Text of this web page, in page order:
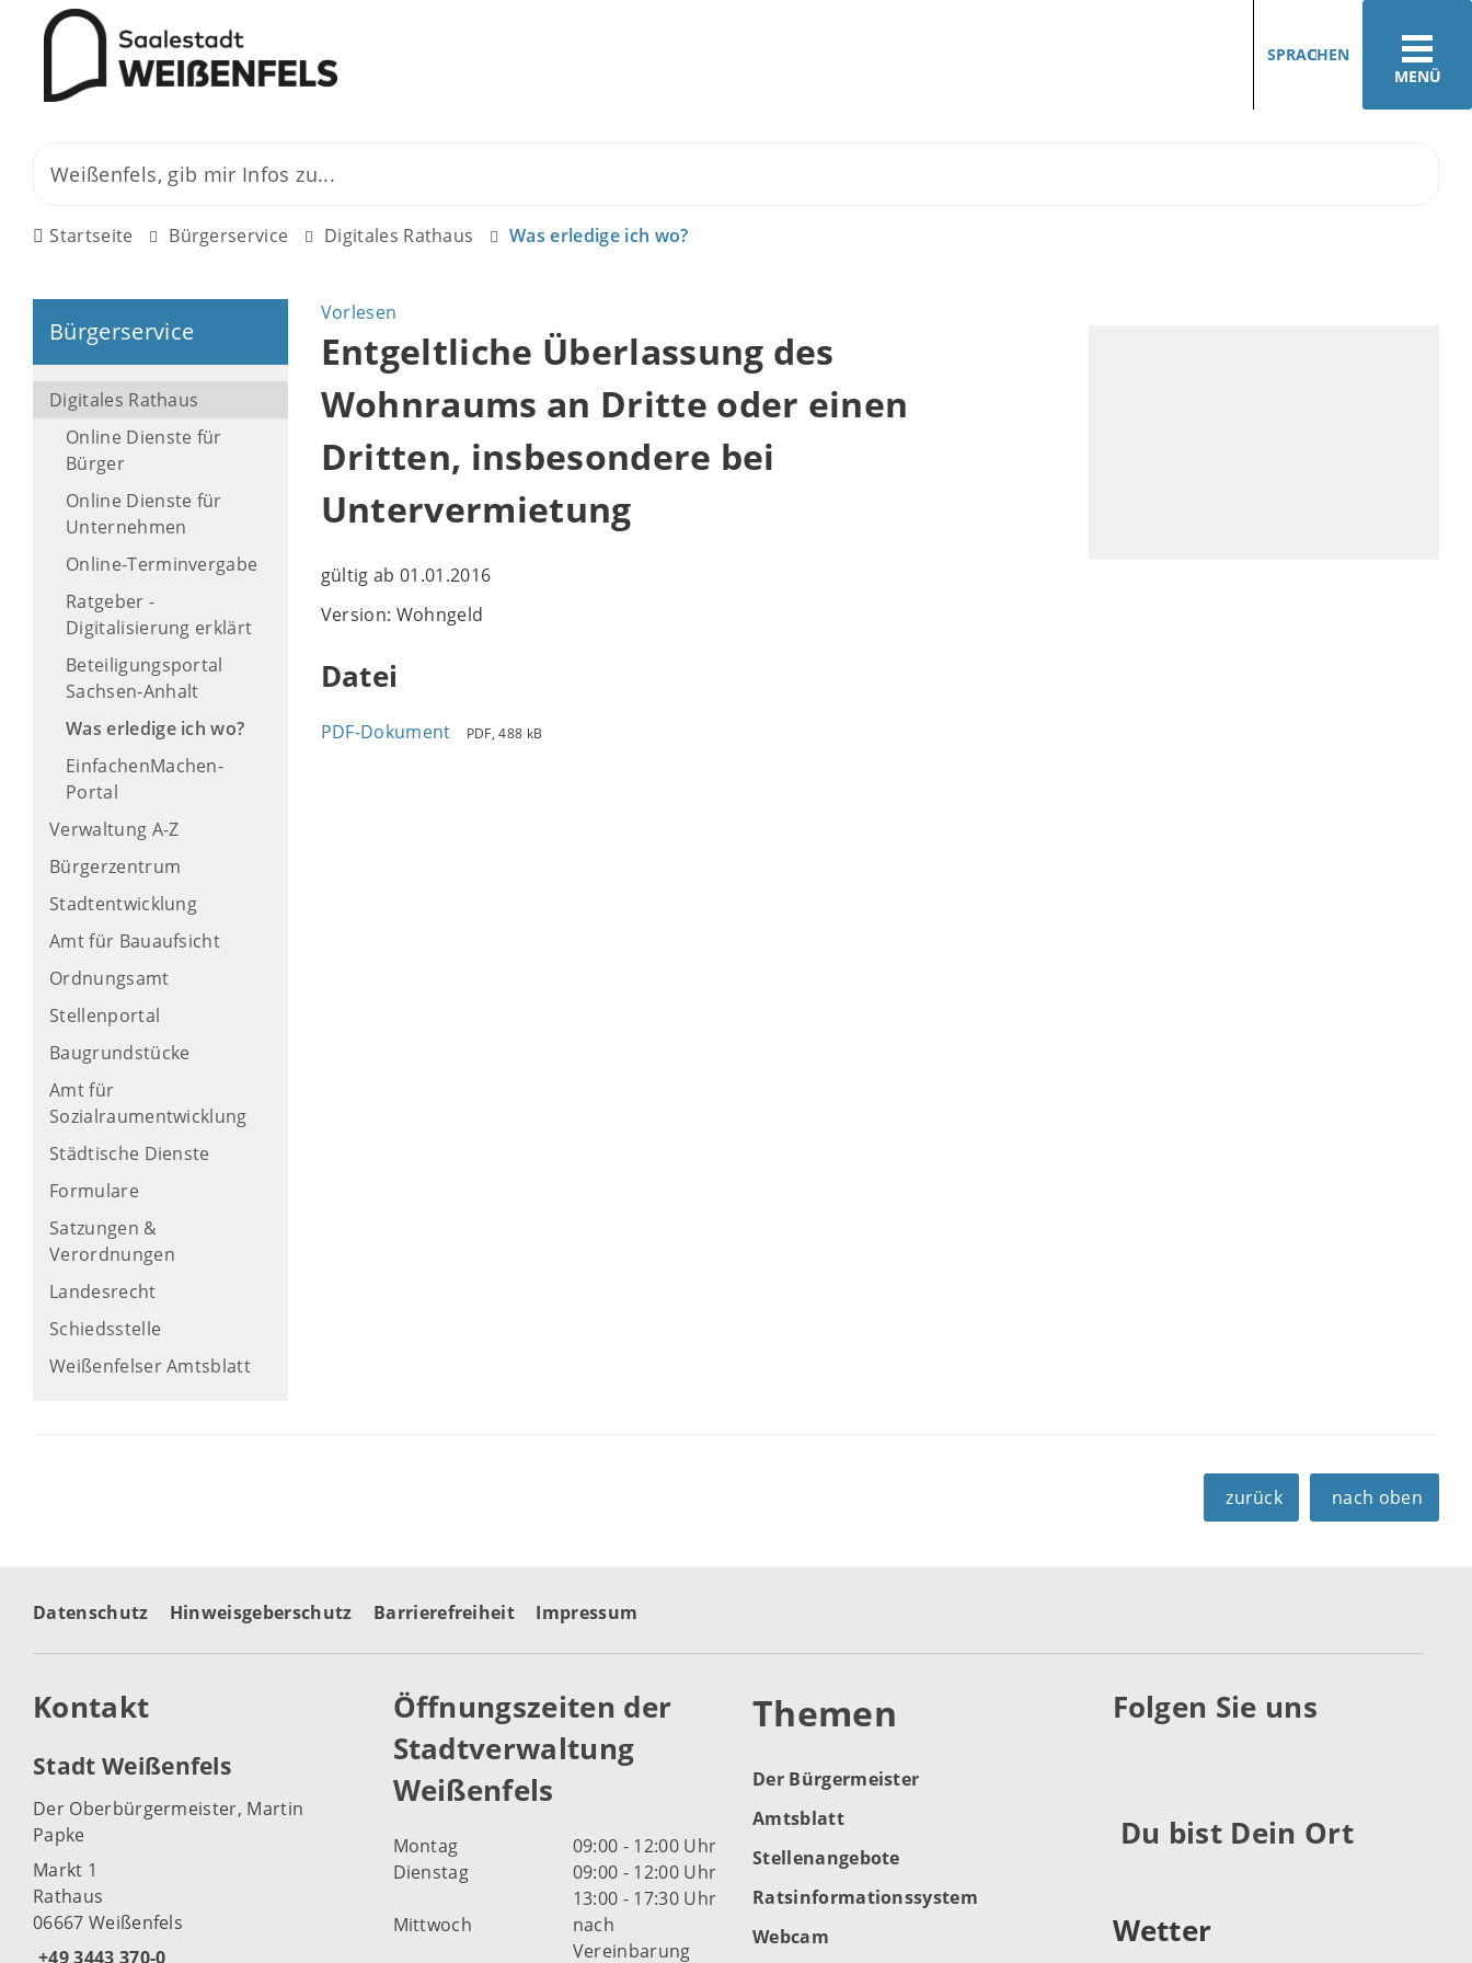
MENÜ
SPRACHEN
Startseite Bürgerservice Digitales Rathaus Was erledige ich wo?
Bürgerservice
Digitales Rathaus
Online Dienste für
Bürger
Online Dienste für
Unternehmen
Online-Terminvergabe
Ratgeber -
Digitalisierung erklärt
Beteiligungsportal
Sachsen-Anhalt
Was erledige ich wo?
EinfachenMachen-
Portal
Verwaltung A-Z
Bürgerzentrum
Stadtentwicklung
Amt für Bauaufsicht
Ordnungsamt
Stellenportal
Baugrundstücke
Amt für
Sozialraumentwicklung
Städtische Dienste
Formulare
Satzungen &
Verordnungen
Landesrecht
Schiedsstelle
Weißenfelser Amtsblatt
Vorlesen
Entgeltliche Überlassung des
Wohnraums an Dritte oder einen
Dritten, insbesondere bei
Untervermietung
gültig ab 01.01.2016
Version: Wohngeld
Datei
PDF-Dokument PDF, 488 kB
zurück nach oben
Datenschutz Hinweisgeberschutz Barrierefreiheit Impressum
Kontakt
Stadt Weißenfels
Der Oberbürgermeister, Martin
Papke
Markt 1
Rathaus
06667 Weißenfels
+49 3443 370-0
Öffnungszeiten der
Stadtverwaltung
Weißenfels
Montag
09:00 - 12:00 Uhr
Dienstag
09:00 - 12:00 Uhr
13:00 - 17:30 Uhr
Mittwoch
nach
Vereinbarung
Themen
Der Bürgermeister
Amtsblatt
Stellenangebote
Ratsinformationssystem
Webcam
Folgen Sie uns
Du bist Dein Ort
Wetter